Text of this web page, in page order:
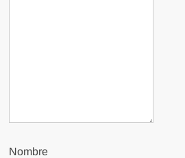
Nombre